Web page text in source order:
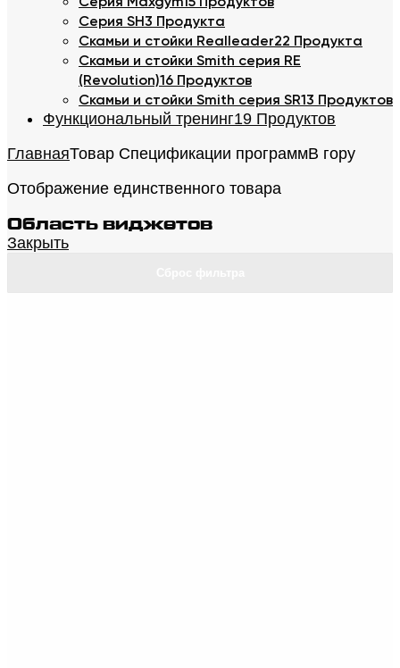
Серия SH 3 Продукта
Скамьи и стойки Realleader22 Продукта
Скамьи и стойки Smith серия RE
(Revolution)16 Продуктов
Скамьи и стойки Smith серия SR13 Продуктов
Функциональный тренинг19 Продуктов
ГлавнаяТовар Спецификации программВ гору
Отображение единственного товара
Область виджетов
Закрыть